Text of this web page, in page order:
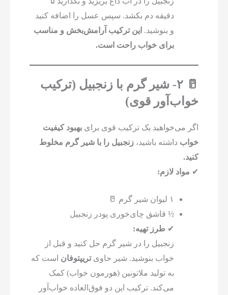
دقیقه دم بکشد. سپس عسل را اضافه کنید
و بنوشید. این ترکیب آرامش‌بخش و مناسب
برای خواب راحت است.
🥛 ۲- شیر گرم با زنجبیل (ترکیب
خواب‌آور قوی)
اگر می‌خواهید یک ترکیب قوی برایبهبود کیفیت
خواب داشته باشید،زنجبیل را با شیر گرم مخلوط
کنید.
✔ مواد لازم:
۱ لیوان شیر گرم 🥛
½ قاشق چای‌خوری پودر زنجبیل
✔طرز تهیه:
زنجبیل را در شیر گرم حل کنید و قبل از
خواب بنوشید. شیر حاویتریپتوفان است که
به تولید ملاتونین (هورمون خواب) کمک
می‌کند. ترکیب این دو فوق‌العاده خواب‌آور